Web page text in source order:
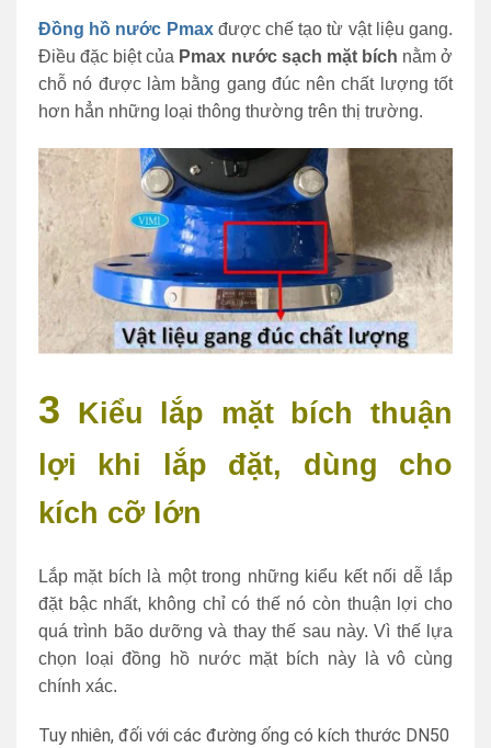
Đồng hồ nước Pmaxđược chế tạo từ vật liệu gang.
Điều đặc biệt của Pmax nước sạch mặt bích nằm ở
chỗ nó được làm bằng gang đúc nên chất lượng tốt
hơn hẳn những loại thông thường trên thị trường.
3 Kiểu lắp mặt bích thuận
lợi khi lắp đặt, dùng cho
kích cỡ lớn
Lắp mặt bích là một trong những kiểu kết nối dễ lắp
đặt bậc nhất, không chỉ có thế nó còn thuận lợi cho
quá trình bão dưỡng và thay thế sau này. Vì thế lựa
chọn loại đồng hồ nước mặt bích này là vô cùng
chính xác.
Tuy nhiên, đối với các đường ống có kích thước DN50